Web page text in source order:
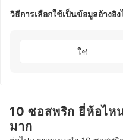
วิธีการเลือกใช้เป็นข้อมูลอ้างอิง
ใช่
10 ซอสพริก ยี่ห้อไห
มาก